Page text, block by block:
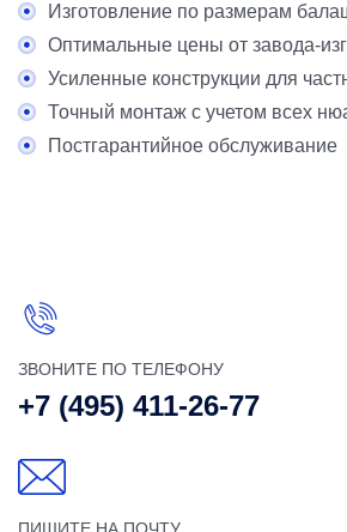
Изготовление по размерам
Оптимальные цены от завода-
Усиленные конструкции для
Точный монтаж с учетом всех
Постгарантийное обслуживание
ЗВОНИТЕ ПО ТЕЛЕФОНУ
+7 (495) 411-26-77